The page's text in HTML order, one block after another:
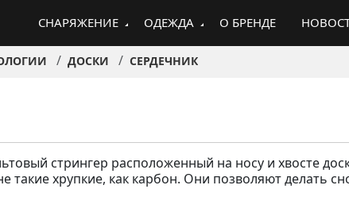
СНАРЯЖЕНИЕ ОДЕЖДА О БРЕНДЕ
ДОСКИ СЕРДЕЧНИК
стрингер расположенный на носу и хвосте
такие хрупкие, как карбон. Они позволяют делать